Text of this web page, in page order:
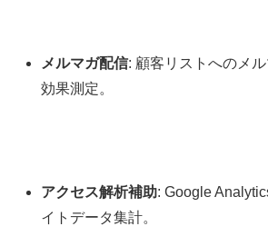
メルマガ配信: 顧客リストへのメル
効果測定。
アクセス解析補助: Google
イトデータ集計。